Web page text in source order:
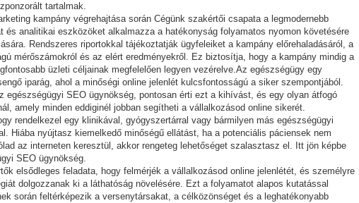
tartalmak.
kampány végrehajtása során Cégünk szakértői csapata a legmodernebb
és analitikai eszközöket alkalmazza a hatékonyság folyamatos nyomon követésére
Rendszeres riportokkal tájékoztatják ügyfeleiket a kampány előrehaladásáról, a
mérőszámokról és az elért eredményekről. Ez biztosítja, hogy a kampány mindig a
üzleti céljainak megfelelően legyen vezérelve.Az egészségügy egy
iparág, ahol a minőségi online jelenlét kulcsfontosságú a siker szempontjából.
egészségügyi SEO ügynökség, pontosan érti ezt a kihívást, és egy olyan átfogó
amely minden eddiginél jobban segítheti a vállalkozásod online sikerét.
rendelkezel egy klinikával, gyógyszertárral vagy bármilyen más egészségügyi
Hiába nyújtasz kiemelkedő minőségű ellátást, ha a potenciális páciensek nem
az interneten keresztül, akkor rengeteg lehetőséget szalasztasz el. Itt jön képbe
SEO ügynökség.
elsődleges feladata, hogy felmérjék a vállalkozásod online jelenlétét, és személyre
dolgozzanak ki a láthatóság növelésére. Ezt a folyamatot alapos kutatással
során feltérképezik a versenytársakat, a célközönséget és a leghatékonyabb